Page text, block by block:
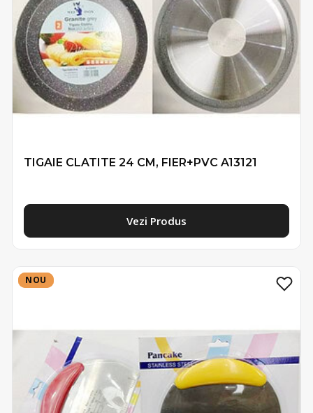
TIGAIE CLATITE 24 CM, FIER+PVC A13121
Vezi Produs
NOU
NOU